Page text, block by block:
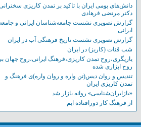
دانش‌های بومی ایران با تاکید بر تمدن کاریزی سخنرانی
دکتر مرتضی فرهادی
گزارش تصویری نشست‌ جامعه‌شناسان ایرانی و جامعه
ایرانی.
گزارش تصویری نشست تاریخ فرهنگی آب در ایران
شب قنات (کاریز) در ایران
یاریگری،روح تمدن کاریزی،فرهنگ ایرانی،روح جهان بی
روح ابزاری شده
تندیس و روان دیس(تن واره و روان واره)ی فرهنگ و
تمدن کاریزی ایران
«بازایران‌شناسی» روانه بازار شد
از فرهنگ کار دورافتاده ایم